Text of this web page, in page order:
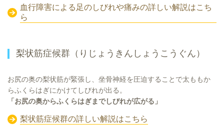
血行障害による足のしびれや痛みの詳しい解説はこち
ら
梨状筋症候群（りじょうきんしょうこうぐん）
お尻の奥の梨状筋が緊張し、坐骨神経を圧迫することで太ももか
らふくらはぎにかけてしびれが出る。
「お尻の奥からふくらはぎまでしびれが広がる」
梨状筋症候群の詳しい解説はこちら